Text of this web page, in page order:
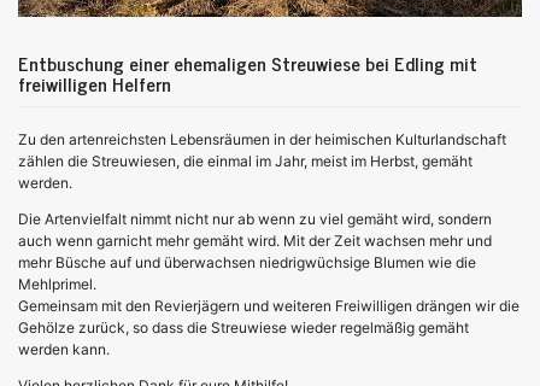
Entbuschung einer ehemaligen Streuwiese bei Edling mit
freiwilligen Helfern
Zu den artenreichsten Lebensräumen in der heimischen Kulturlandschaft
zählen die Streuwiesen, die einmal im Jahr, meist im Herbst, gemäht
werden.
Die Artenvielfalt nimmt nicht nur ab wenn zu viel gemäht wird, sondern
auch wenn garnicht mehr gemäht wird. Mit der Zeit wachsen mehr und
mehr Büsche auf und überwachsen niedrigwüchsige Blumen wie die
Mehlprimel.
Gemeinsam mit den Revierjägern und weiteren Freiwilligen drängen wir die
Gehölze zurück, so dass die Streuwiese wieder regelmäßig gemäht
werden kann.